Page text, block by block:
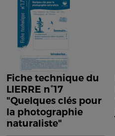
Fiche technique du
LIERRE n°17
"Quelques clés pour
la photographie
naturaliste"